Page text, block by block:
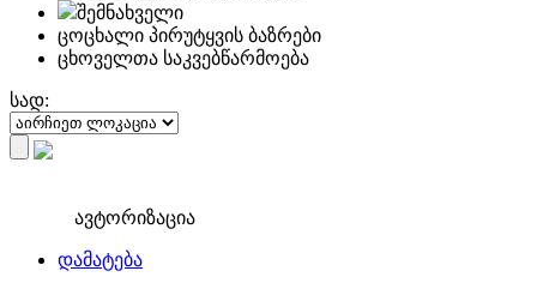
შემნახველი
ცოცხალი პირუტყვის ბაზრები
ცხოველთა საკვებწარმოება
სად:
ავტორიზაცია
დამატება